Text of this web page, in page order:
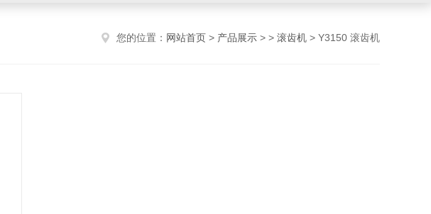
您的位置： 网站首页 > 产品展示 > > 滚齿机 > Y3150 滚齿机